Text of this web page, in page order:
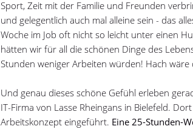
Sport, Zeit mit der Familie und Freunden
und gelegentlich auch mal alleine sein - das
Woche im Job oft nicht so leicht unter einen
hätten wir für all die schönen Dinge des
Stunden weniger Arbeiten würden! Hach wäre
Und genau dieses schöne Gefühl erleben
IT-Firma von Lasse Rheingans in Bielefeld.
Arbeitskonzept eingeführt. Eine 25-Stunden-